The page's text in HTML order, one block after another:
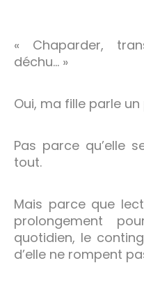
« Chaparder,
déchu… »
Oui, ma fille parle
Pas parce qu’elle
tout.
Mais parce que
prolongement
quotidien, le
d’elle ne rompent